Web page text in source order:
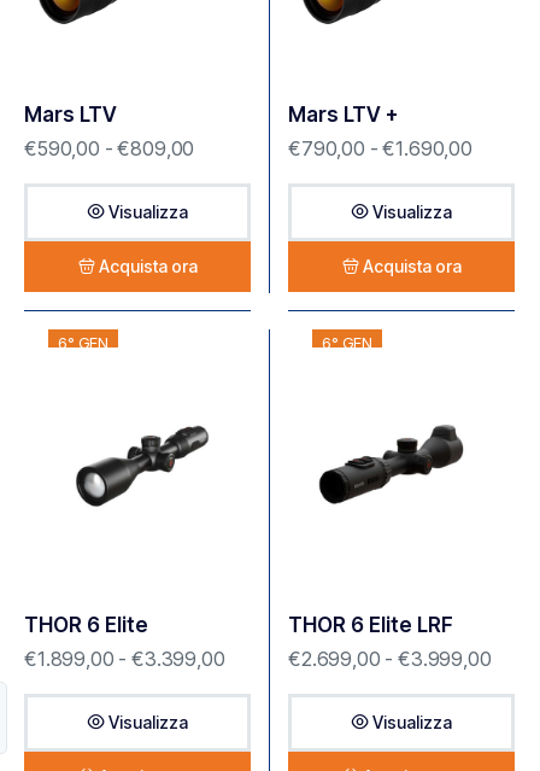
Mars LTV
€590,00 - €809,00
Visualizza
Acquista ora
Mars LTV +
€790,00 - €1.690,00
Visualizza
Acquista ora
6° GEN
THOR 6 Elite
€1.899,00 - €3.399,00
Visualizza
6° GEN
THOR 6 Elite LRF
€2.699,00 - €3.999,00
Visualizza